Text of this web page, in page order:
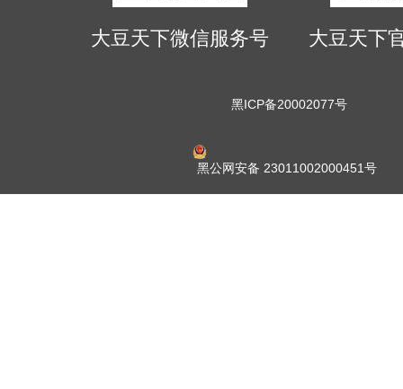
大豆天下微信服务号 大豆天下
黑ICP备20002077号
黑公网安备 23011002000451号